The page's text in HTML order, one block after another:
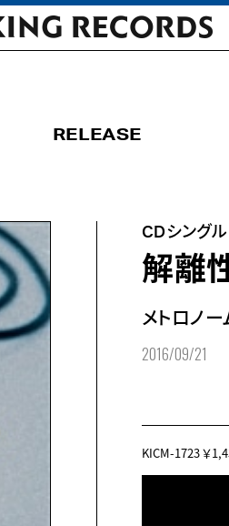
RELEASE
CDシングル
解離
メトロノー
2016/09/21
KICM-1723￥